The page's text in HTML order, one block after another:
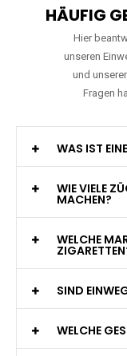
HÄUFIG
Hier
unseren
und
Fragen
WAS IST
WIE VIELE
MACHEN?
WELCHE
SIND
WELCHE